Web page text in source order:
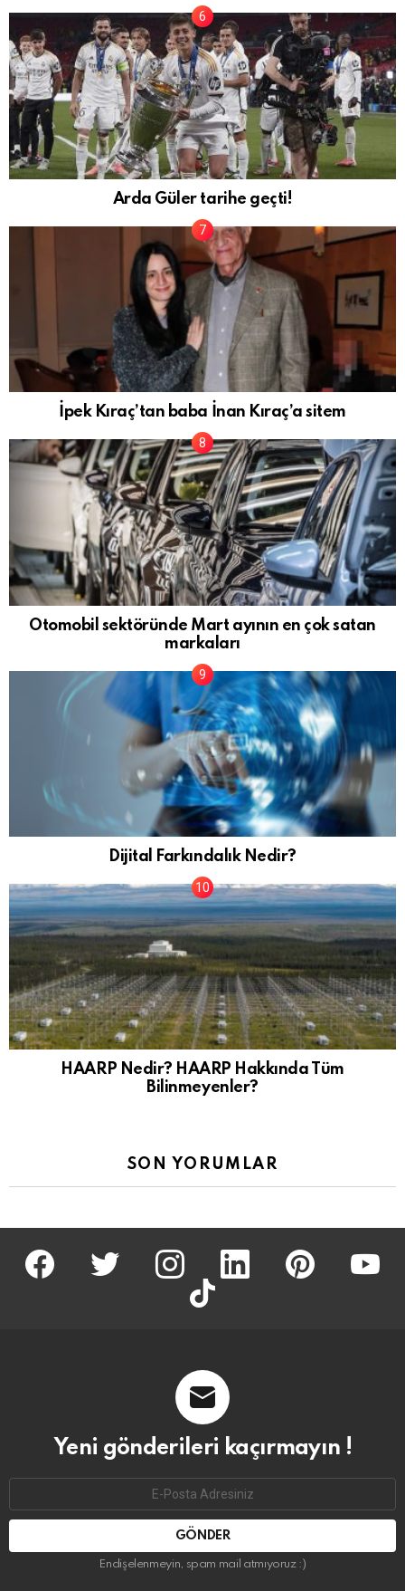
Arda Güler tarihe geçti!
İpek Kıraç’tan baba İnan Kıraç’a sitem
Otomobil sektöründe Mart ayının en çok satan
markaları
Dijital Farkındalık Nedir?
HAARP Nedir? HAARP Hakkında Tüm
Bilinmeyenler?
SON YORUMLAR
facebook twitter İnstagram linkedin pinterest
tiktok
Yeni gönderileri kaçırmayın !
Endişelenmeyin, spam mail atmıyoruz :)